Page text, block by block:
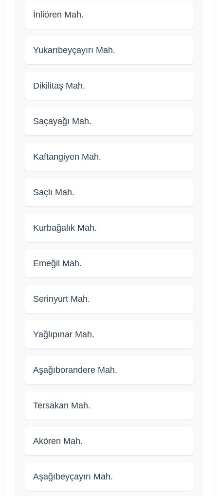
İnliören Mah.
Yukarıbeyçayırı Mah.
Dikilitaş Mah.
Saçayağı Mah.
Kaftangiyen Mah.
Saçlı Mah.
Kurbağalık Mah.
Emeğil Mah.
Serinyurt Mah.
Yağlıpınar Mah.
Aşağıborandere Mah.
Tersakan Mah.
Akören Mah.
Aşağıbeyçayırı Mah.